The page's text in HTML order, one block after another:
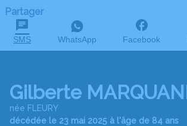
Partager
SMS WhatsApp Facebook
Gilberte
née FLEURY
décédée le 23 mai 2025 à l'âge de 84 ans